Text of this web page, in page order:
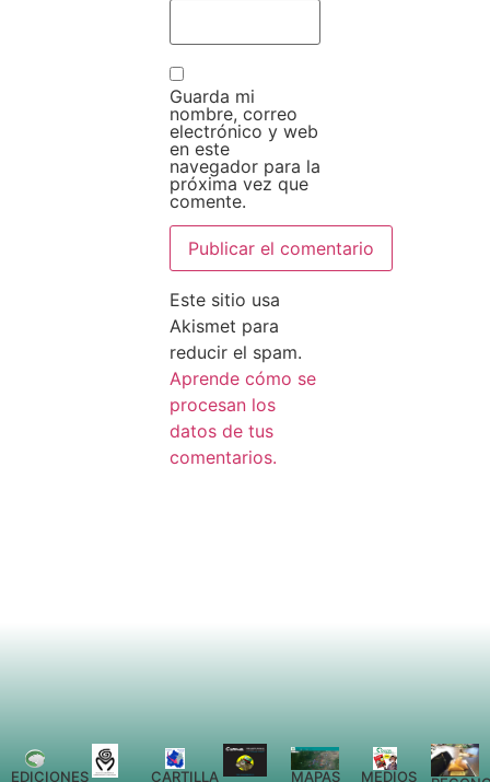
Guarda mi
nombre, correo
electrónico y web
en este
navegador para la
próxima vez que
comente.
Este sitio usa
Akismet para
reducir el spam.
Aprende cómo se
procesan los
datos de tus
comentarios.
EDICIONES
CARTILLA
MAPAS MEDIOS